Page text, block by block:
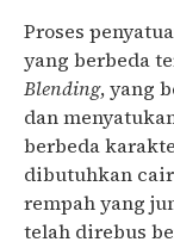
Proses
yang berbeda
Blending, yang
dan
berbeda
dibutuhkan
rempah yang
telah direbus